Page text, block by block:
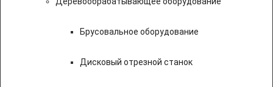
Брусовальное оборудование
Дисковый отрезной станок